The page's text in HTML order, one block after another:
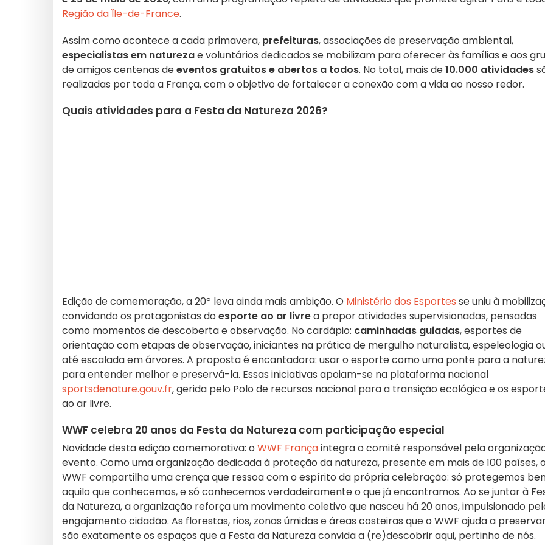
Região da Île-de-France.
Assim como acontece a cada primavera, prefeituras, associações de preservação ambiental,
especialistas em naturezae voluntários dedicados se mobilizam para oferecer às famílias e aos
de amigos centenas deeventos gratuitos e abertos a todos. No total, mais de10.000 atividades
realizadas por toda a França, com o objetivo de fortalecer a conexão com a vida ao nosso redor.
Quais atividades para a Festa da Natureza 2026?
Edição de comemoração, a 20ª leva ainda mais ambição. O Ministério dos Esportes se uniu à
convidando os protagonistas do esporte ao ar livrea propor atividades supervisionadas, pensadas
como momentos de descoberta e observação. No cardápio: caminhadas guiadas, esportes de
orientação com etapas de observação, iniciantes na prática de mergulho naturalista, espeleologia
até escalada em árvores. A proposta é encantadora: usar o esporte como uma ponte para a
para entender melhor e preservá-la. Essas iniciativas apoiam-se na plataforma nacional
sportsdenature.gouv.fr, gerida pelo Polo de recursos nacional para a transição ecológica e os
ao ar livre.
WWF celebra 20 anos da Festa da Natureza com participação especial
Novidade desta edição comemorativa: o WWF Françaintegra o comitê responsável pela
evento. Como uma organização dedicada à proteção da natureza, presente em mais de 100 países, o
WWF compartilha uma crença que ressoa com o espírito da própria celebração: só protegemos
aquilo que conhecemos, e só conhecemos verdadeiramente o que já encontramos. Ao se juntar à
da Natureza, a organização reforça um movimento coletivo que nasceu há 20 anos, impulsionado
engajamento cidadão. As florestas, rios, zonas úmidas e áreas costeiras que o WWF ajuda a
são exatamente os espaços que a Festa da Natureza convida a (re)descobrir aqui, pertinho de nós.